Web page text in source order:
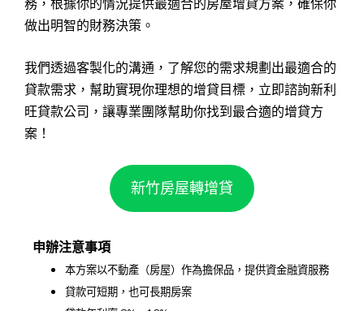
務，根據你的情況提供最適合的房屋增貸方案，確保你
做出明智的財務決策。
我們透過客製化的溝通，了解您的需求規劃出最適合的
貸款需求，幫助實現你理想的增貸目標，立即諮詢新利
旺貸款公司，讓專業團隊幫助你找到最合適的增貸方
案！
新竹房屋轉增貸
申辦注意事項
本方案以不動產（房屋）作為擔保品，提供資金融資服務
貸款可短期，也可長期房案